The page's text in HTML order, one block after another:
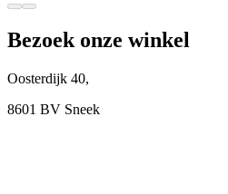
Bezoek onze winkel
Oosterdijk 40,
8601 BV Sneek